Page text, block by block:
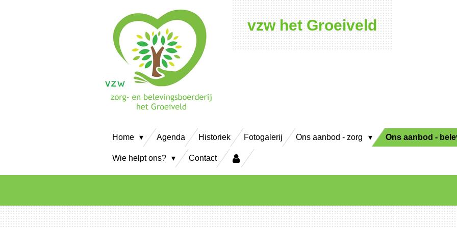
vzw het Groeiveld
Home Agenda Historiek Fotogalerij Ons aanbod - zorg Ons aanbod -
Wie helpt ons? Contact